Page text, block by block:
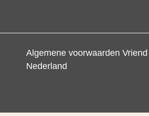
Algemene voorwaarden
Nederland